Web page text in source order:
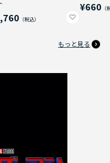
¥660
もっと見る